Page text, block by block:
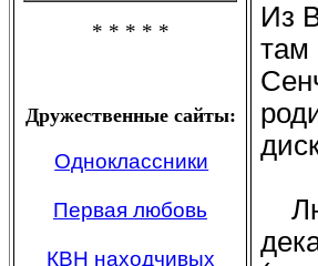
* * * * *
Дружественные сайты:
Одноклассники
Первая любовь
КВН находчивых
Из
там